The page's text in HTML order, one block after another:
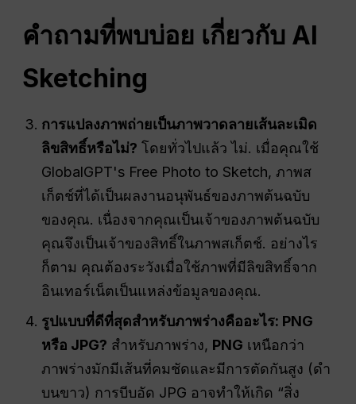
คำถามที่พบบ่อย เกี่ยวกับ AI
Sketching
การแปลงภาพถ่ายเป็นภาพวาดลายเส้นละเมิด
ลิขสิทธิ์หรือไม่? โดยทั่วไปแล้ว ไม่. เมื่อคุณใช้
GlobalGPT's Free Photo to Sketch, ภาพส
เก็ตช์ที่ได้เป็นผลงานอนุพันธ์ของภาพต้นฉบับ
ของคุณ. เนื่องจากคุณเป็นเจ้าของภาพต้นฉบับ
คุณจึงเป็นเจ้าของสิทธิ์ในภาพสเก็ตช์. อย่างไร
ก็ตาม คุณต้องระวังเมื่อใช้ภาพที่มีลิขสิทธิ์จาก
อินเทอร์เน็ตเป็นแหล่งข้อมูลของคุณ.
รูปแบบที่ดีที่สุดสำหรับภาพร่างคืออะไร: PNG
หรือ JPG? สำหรับภาพร่าง, PNG เหนือกว่า
ภาพร่างมักมีเส้นที่คมชัดและมีการตัดกันสูง (ดำ
บนขาว) การบีบอัด JPG อาจทำให้เกิด “สิ่ง